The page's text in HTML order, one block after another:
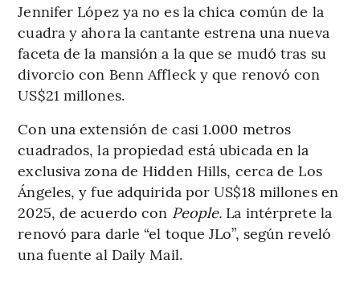
Jennifer López ya no es la chica común de la
cuadra y ahora la cantante estrena una nueva
faceta de la mansión a la que se mudó tras su
divorcio con Benn Affleck y que renovó con
US$21 millones.
Con una extensión de casi 1.000 metros
cuadrados, la propiedad está ubicada en la
exclusiva zona de Hidden Hills, cerca de Los
Ángeles, y fue adquirida por US$18 millones en
2025, de acuerdo con People. La intérprete la
renovó para darle “el toque JLo”, según reveló
una fuente al Daily Mail.